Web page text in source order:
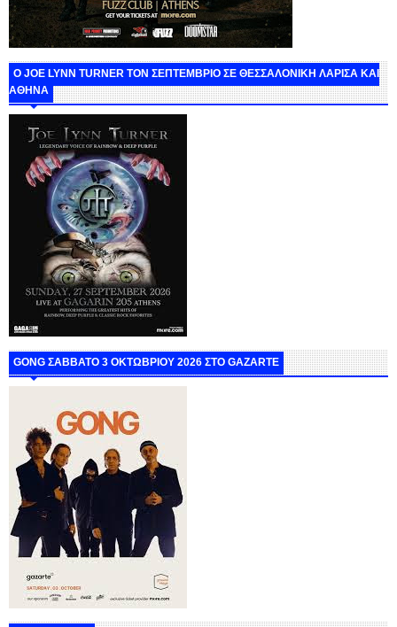
O JOE LYNN TURNER ΤΟΝ ΣΕΠΤΕΜΒΡΙΟ ΣΕ ΘΕΣΣΑΛΟΝΙΚΗ ΛΑΡΙΣΑ ΚΑΙ
ΑΘΗΝΑ
GONG ΣΑΒΒΑΤΟ 3 ΟΚΤΩΒΡΙΟΥ 2026 ΣΤΟ GAZARTE